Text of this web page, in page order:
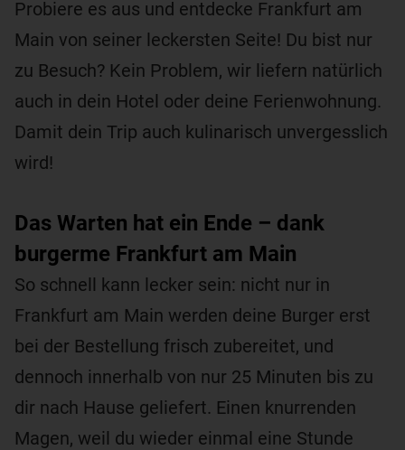
Probiere es aus und entdecke Frankfurt am
Main von seiner leckersten Seite! Du bist nur
zu Besuch? Kein Problem, wir liefern natürlich
auch in dein Hotel oder deine Ferienwohnung.
Damit dein Trip auch kulinarisch unvergesslich
wird!
Das Warten hat ein Ende – dank
burgerme Frankfurt am Main
So schnell kann lecker sein: nicht nur in
Frankfurt am Main werden deine Burger erst
bei der Bestellung frisch zubereitet, und
dennoch innerhalb von nur 25 Minuten bis zu
dir nach Hause geliefert. Einen knurrenden
Magen, weil du wieder einmal eine Stunde